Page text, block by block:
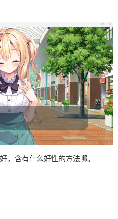
，含有什么好性的方法哪。